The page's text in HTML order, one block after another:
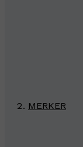
MERKER